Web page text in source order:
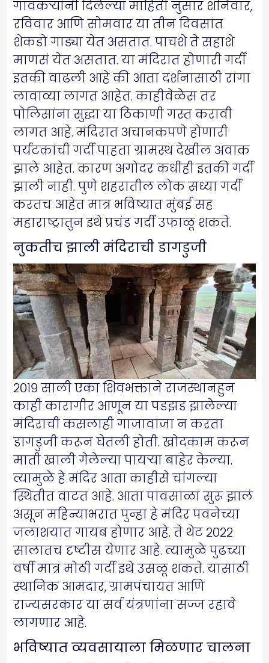
गावकऱ्यांनी दिलेल्या माहिती नुसार शनिवार,
रविवार आणि सोमवार या तीन दिवसांत
शेकडो गाड्या येत असतात. पाचशे ते सहाशे
माणसं येत असतात. या मंदिरात होणारी गर्दी
इतकी वाढली आहे की आता दर्शनासाठी रांगा
लावाव्या लागत आहेत. काहीवेळेस तर
पोलिसांना सुद्धा या ठिकाणी गस्त करावी
लागत आहे. मंदिरात अचानकपणे होणारी
पर्यटकांची गर्दी पाहता ग्रामस्थ देखील अवाक
झाले आहेत. कारण अगोदर कधीही इतकी गर्दी
झाली नाही. पुणे शहरातील लोक सध्या गर्दी
करतच आहेत मात्र भविष्यात मुंबई सह
महाराष्ट्रातुन इथे प्रचंड गर्दी उफाळू शकते.
नुकतीच झाली मंदिराची डागडुजी
२०१९ साली एका शिवभक्ताने राजस्थानहुन
काही कारागीर आणून या पडझड झालेल्या
मंदिराची कसलाही गाजावाजा न करता
डागडुजी करून घेतली होती. खोदकाम करून
माती खाली गेलेल्या पायऱ्या बाहेर केल्या.
त्यामुळे हे मंदिर आता काहीसे चांगल्या
स्थितीत वाटत आहे. आता पावसाळा सुरू झालं
असून महिन्याभरात पुन्हा हे मंदिर पवनेच्या
जलाशयात गायब होणार आहे. ते थेट २०२२
सालातच दृष्टीस येणार आहे. त्यामुळे पुढच्या
वर्षी मात्र मोठी गर्दी इथे उसळू शकते. यासाठी
स्थानिक आमदार, ग्रामपंचायत आणि
राज्यसरकार या सर्व यंत्रणांना सज्ज रहावे
लागणार आहे.
भविष्यात व्यवसायाला मिळणार चालना